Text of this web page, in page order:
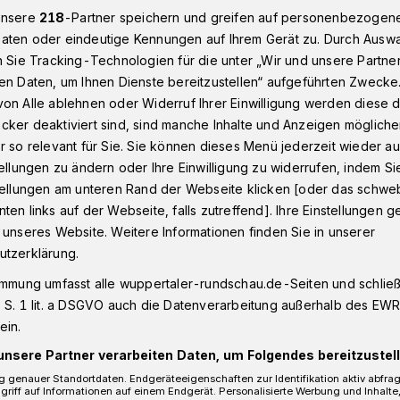
Besuchszeiten in Krankenhäusern werden reduziert
werden
Zahl von Corona-Infektionen hat
gemeinsam mit den
Kliniken beschlossen, ab Montag
in den Krankenhäusern zu
218-Partner speichern und greifen auf
oder eindeutige Kennungen auf Ihrem Gerät zu. Durch
Sie Tracking-Technologien für die unter „Wir und unsere
Daten, um Ihnen Dienste bereitzustellen“ aufgeführten
Alle ablehnen oder Widerruf Ihrer Einwilligung werden diese
deaktiviert sind, sind manche Inhalte und Anzeigen
so relevant für Sie. Sie können dieses Menü jederzeit wieder
zu ändern oder Ihre Einwilligung zu widerrufen, indem
am unteren Rand der Webseite klicken [oder das
links auf der Webseite, falls zutreffend]. Ihre Einstellungen
Website. Weitere Informationen finden Sie in unserer
umfasst alle wuppertaler-rundschau.de-Seiten und
1 lit. a DSGVO auch die Datenverarbeitung außerhalb des
Partner verarbeiten Daten, um Folgendes
genauer Standortdaten. Endgeräteeigenschaften zur Identifikation aktiv
auf Informationen auf einem Endgerät. Personalisierte Werbung und